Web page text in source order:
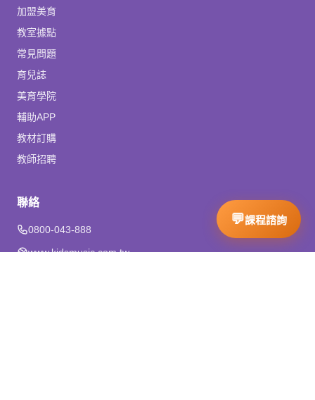
加盟美育
教室據點
常見問題
育兒誌
美育學院
輔助APP
教材訂購
教師招聘
聯絡
0800-043-888
www.kidsmusic.com.tw